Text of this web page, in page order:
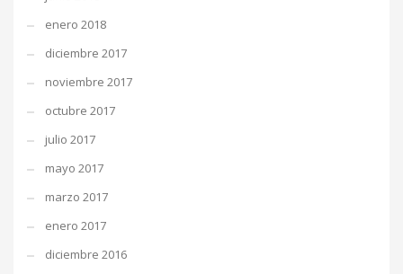
enero 2018
diciembre 2017
noviembre 2017
octubre 2017
julio 2017
mayo 2017
marzo 2017
enero 2017
diciembre 2016